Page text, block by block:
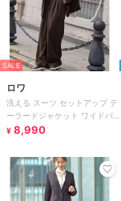
SALE
ロワ
洗える スーツ セットアップ テ
ーラードジャケット ワイドパ
ンツ フォーマル セレモニー ビ
¥ 8,990